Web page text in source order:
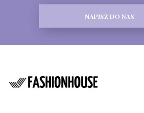
NAPISZ DO NAS